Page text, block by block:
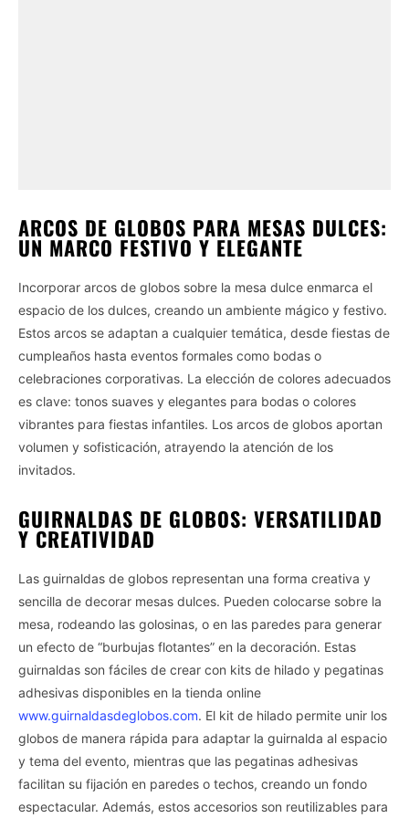
ARCOS DE GLOBOS PARA MESAS DULCES:
UN MARCO FESTIVO Y ELEGANTE
Incorporar arcos de globos sobre la mesa dulce enmarca el
espacio de los dulces, creando un ambiente mágico y festivo.
Estos arcos se adaptan a cualquier temática, desde fiestas de
cumpleaños hasta eventos formales como bodas o
celebraciones corporativas. La elección de colores adecuados
es clave: tonos suaves y elegantes para bodas o colores
vibrantes para fiestas infantiles. Los arcos de globos aportan
volumen y sofisticación, atrayendo la atención de los
invitados.
GUIRNALDAS DE GLOBOS: VERSATILIDAD
Y CREATIVIDAD
Las guirnaldas de globos representan una forma creativa y
sencilla de decorar mesas dulces. Pueden colocarse sobre la
mesa, rodeando las golosinas, o en las paredes para generar
un efecto de “burbujas flotantes” en la decoración. Estas
guirnaldas son fáciles de crear con kits de hilado y pegatinas
adhesivas disponibles en la tienda online
www.guirnaldasdeglobos.com. El kit de hilado permite unir los
globos de manera rápida para adaptar la guirnalda al espacio
y tema del evento, mientras que las pegatinas adhesivas
facilitan su fijación en paredes o techos, creando un fondo
espectacular. Además, estos accesorios son reutilizables para